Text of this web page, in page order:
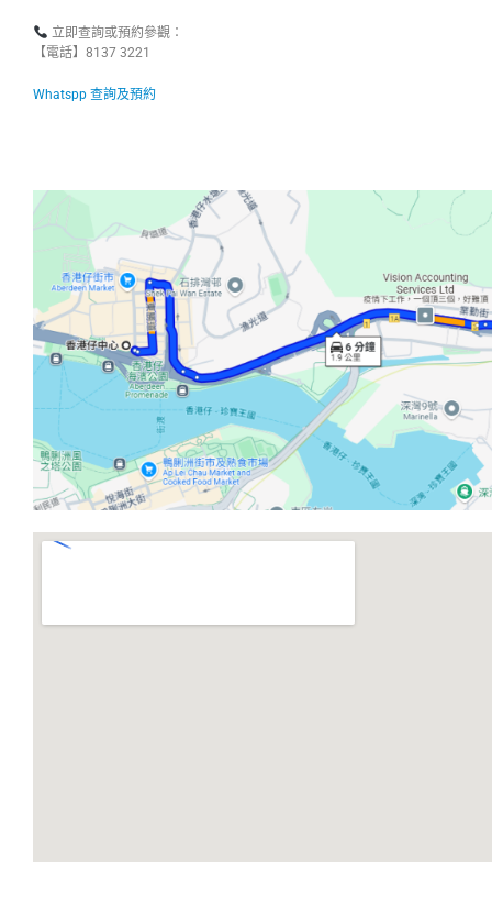
立即查詢或預約參觀：
【電話】8137 3221
Whatspp 查詢及預約